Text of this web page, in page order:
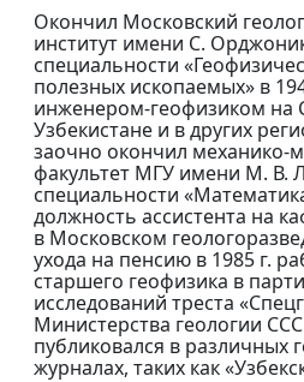
Окончил Московский
институт имени С.
специальности
полезных ископаемых» в
инженером-геофизиком на
Узбекистане и в других
заочно окончил механико-
факультет МГУ имени М. В.
специальности
должность ассистента на
в Московском
ухода на пенсию в 1985 г.
старшего геофизика в
исследований треста
Министерства геологии
публиковался в различных
журналах, таких как